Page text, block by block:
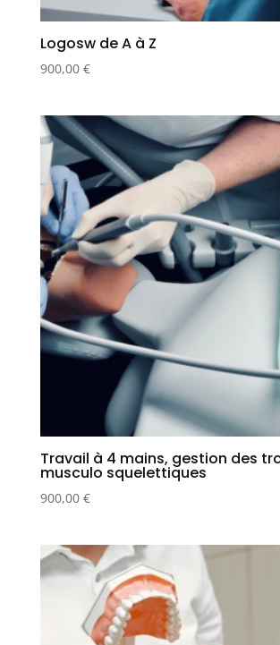
Logosw de A à Z
900,00 €
Travail à 4 mains, gestion des
musculo squelettiques
900,00 €